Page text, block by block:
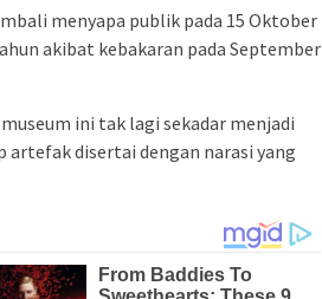
menyapa publik pada 15 Oktober
akibat kebakaran pada September
ini tak lagi sekadar menjadi
artefak disertai dengan narasi yang